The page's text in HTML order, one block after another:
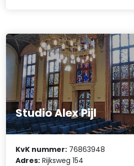
Studio Alex Pijl
KvK nummer: 76863948
Adres: Rijksweg 154